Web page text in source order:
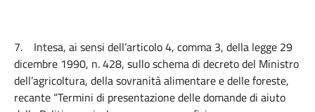
7. Intesa, ai sensi dell’articolo 4, comma 3, della legge 29
dicembre 1990, n. 428, sullo schema di decreto del Ministro
dell’agricoltura, della sovranità alimentare e delle foreste,
recante “Termini di presentazione delle domande di aiuto